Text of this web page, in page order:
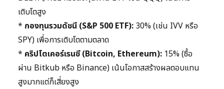
เติบโตสูง
* กองทุนรวมดัชนี (S&P 500 ETF): 30% (เช่น IVV หรือ
SPY) เพื่อการเติบโตตามตลาด
* คริปโตเคอร์เรนซี (Bitcoin, Ethereum): 15% (ซื้อ
ผ่าน Bitkub หรือ Binance) เน้นโอกาสสร้างผลตอบแทน
สูงมากแต่ก็เสี่ยงสูง